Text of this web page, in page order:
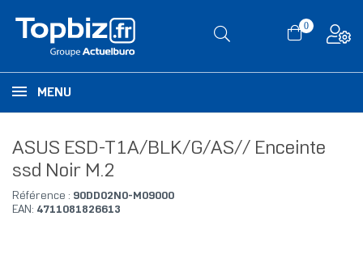
0
MENU
ASUS ESD-T1A/BLK/G/AS// Enceinte
ssd Noir M.2
Référence : 90DD02N0-M09000
EAN: 4711081826613